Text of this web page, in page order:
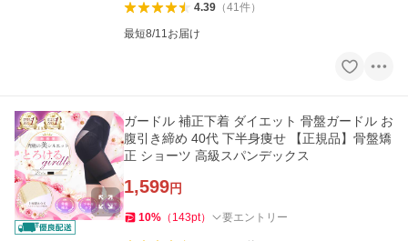
4.39（41件）
最短8/11お届け
ガードル 補正下着 ダイエット 骨盤ガードル お
腹引き締め 40代 下半身痩せ 【正規品】骨盤矯
正 ショーツ 高級スパンデックス
1,599円
10% （ 143pt） 要エントリー